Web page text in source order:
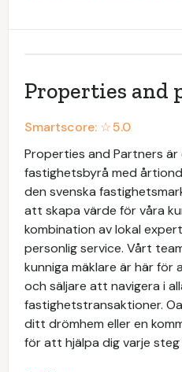
Properties and
Smartscore: ☆5.0
Properties and Partners
fastighetsbyrå med
den svenska
att skapa värde för våra
kombination av lokal
personlig service. Vårt
kunniga mäklare är här för
och säljare att navigera i
fastighetstransaktioner.
ditt drömhem eller en
för att hjälpa dig varje steg